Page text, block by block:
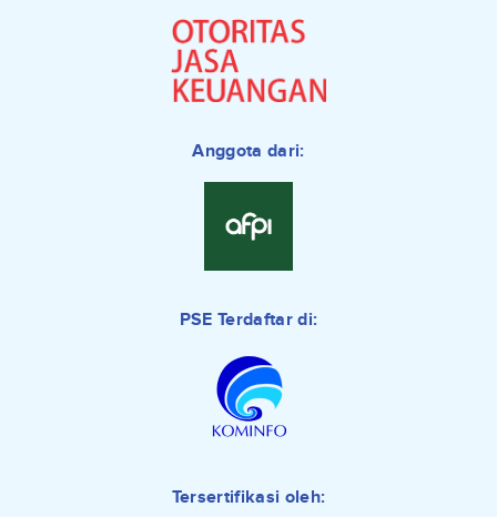
Anggota dari:
PSE Terdaftar di:
Tersertifikasi oleh: